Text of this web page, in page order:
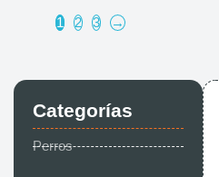
Categorías
Perros
1 2 3 →